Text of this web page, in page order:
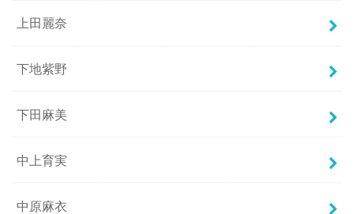
上田麗奈
下地紫野
下田麻美
中上育実
中原麻衣